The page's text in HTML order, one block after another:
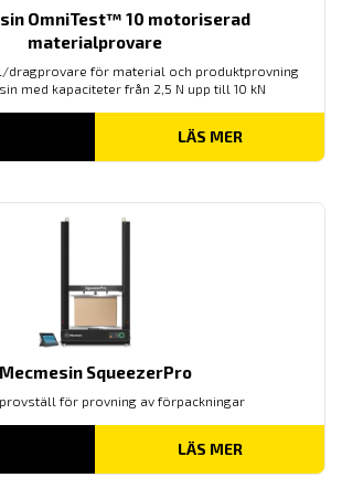
OmniTest™ 10 motoriserad
materialprovare
dragprovare för material och produktprovning
med kapaciteter från 2,5 N upp till 10 kN
LÄS MER
Mecmesin SqueezerPro
provställ för provning av förpackningar
LÄS MER